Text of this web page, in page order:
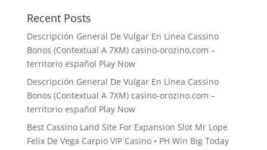
Recent Posts
Descripción General De Vulgar En Línea Cassino
Bonos (Contextual A 7XM) casino-orozino.com –
territorio español Play Now
Descripción General De Vulgar En Línea Cassino
Bonos (Contextual A 7XM) casino-orozino.com –
territorio español Play Now
Best Cassino Land Site For Expansion Slot Mr Lope
Felix De Vega Carpio VIP Casino • PH Win Big Today